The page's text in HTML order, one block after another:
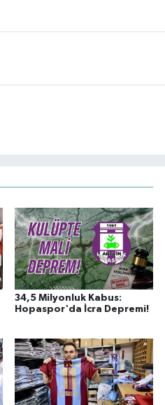
34,5 Milyonluk Kabus:
Hopaspor'da İcra Depremi!